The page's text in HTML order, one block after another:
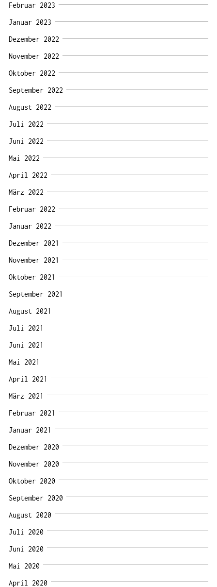
Februar 2023
Januar 2023
Dezember 2022
November 2022
Oktober 2022
September 2022
August 2022
Juli 2022
Juni 2022
Mai 2022
April 2022
März 2022
Februar 2022
Januar 2022
Dezember 2021
November 2021
Oktober 2021
September 2021
August 2021
Juli 2021
Juni 2021
Mai 2021
April 2021
März 2021
Februar 2021
Januar 2021
Dezember 2020
November 2020
Oktober 2020
September 2020
August 2020
Juli 2020
Juni 2020
Mai 2020
April 2020